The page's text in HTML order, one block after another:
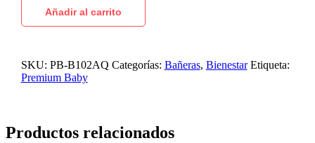
Añadir al carrito
SKU: PB-B102AQ Categorías: Bañeras, Bienestar Etiqueta:
Premium Baby
Productos relacionados